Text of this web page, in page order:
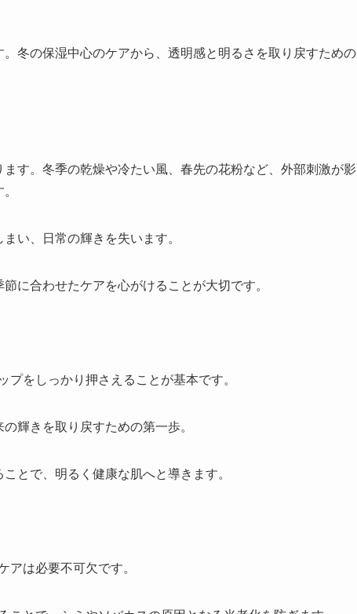
冬の保湿中心のケアから、透明感と明るさを取り戻すための
す。冬季の乾燥や冷たい風、春先の花粉など、外部刺激が影
い、日常の輝きを失います。
に合わせたケアを心がけることが大切です。
をしっかり押さえることが基本です。
輝きを取り戻すための第一歩。
とで、明るく健康な肌へと導きます。
アは必要不可欠です。